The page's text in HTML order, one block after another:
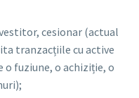
cesionar (actual
tranzacțiile cu active
fuziune, o achiziție, o